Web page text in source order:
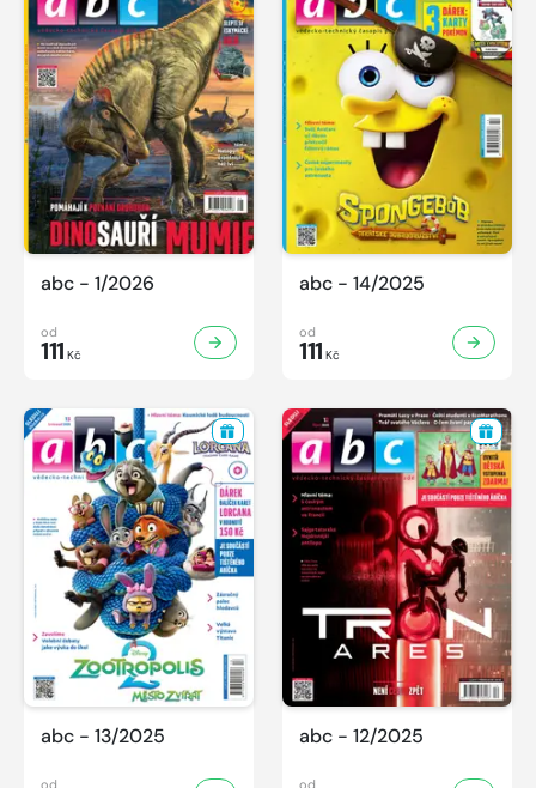
abc - 1/2026
od
111 Kč
abc - 14/2025
od
111 Kč
abc - 13/2025
od
abc - 12/2025
od